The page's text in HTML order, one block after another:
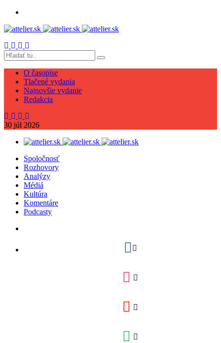
O časopise
Tlačené vydania
Najnovšie vydanie
Redakcia
30 júl 2026
Spoločnosť
Rozhovory
Analýzy
Médiá
Kultúra
Komentáre
Podcasty